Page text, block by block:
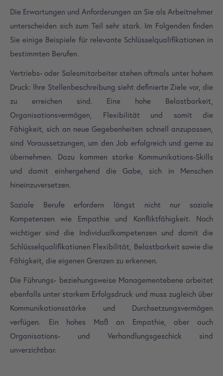
Die Erwartungen und Anforderungen an Sie als Arbeitnehmer
unterscheiden sich zum Teil sehr stark. Im Folgenden finden
Sie einige Beispiele für relevante Schlüsselqualifikationen in
bestimmten Berufen.
Vertriebs- oder Salesmitarbeiter stehen oftmals unter hohem
Druck: Ihre Stellenbeschreibung sieht definierte Ziele vor, die
zu erreichen sind. Eine hohe Belastbarkeit,
Organisationsvermögen, Flexibilität und somit die
Fähigkeit, sich an neue Gegebenheiten schnell anzupassen,
sind Voraussetzungen, um den Job erfolgreich und gerne zu
übernehmen. Dazu kommen starke Kommunikations-Skills
und damit einhergehend die Gabe, sich in Menschen
hineinzuversetzen.
Soziale Berufe erfordern längst nicht nur soziale
Kompetenzen wie Empathie und Konfliktfähigkeit. Noch
wichtiger sind die Individualkompetenzen und damit die
Schlüsselqualifikationen Flexibilität, Belastbarkeit sowie die
Fähigkeit, die eigenen Grenzen zu erkennen.
Die Führungs- beziehungsweise Managementebene arbeitet
ebenfalls unter starkem Erfolgsdruck und muss zugleich über
Kommunikationsstärke und Durchsetzungsvermögen
verfügen. Ein hohes Maß an Empathie, aber auch
Organisations- und Verhandlungsgeschick sind
unverzichtbar.